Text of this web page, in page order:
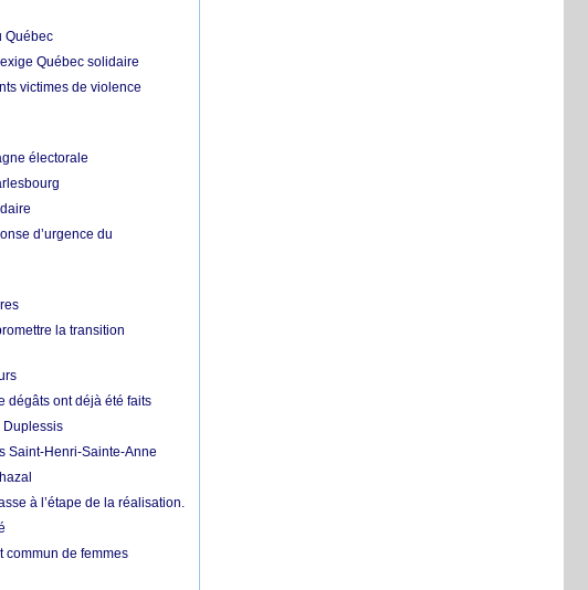
Québec
Québec solidaire
victimes de violence
électorale
d’urgence du
la transition
dégâts ont déjà été faits
Duplessis
Saint-Henri-Sainte-Anne
à l’étape de la réalisation.
commun de femmes